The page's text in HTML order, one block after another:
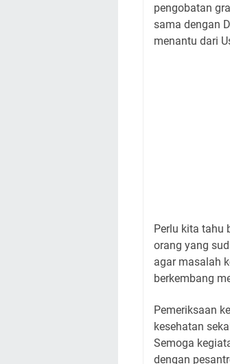
pengobatan
sama dengan
menantu dari
Perlu kita tahu
orang yang
agar masalah
berkembang
Pemeriksaan
kesehatan
Semoga